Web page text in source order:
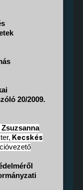
20/2009.
Kecskés